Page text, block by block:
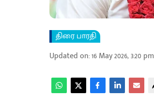
திரை பாரதி
Updated on:16 May 2026, 3:20 pm